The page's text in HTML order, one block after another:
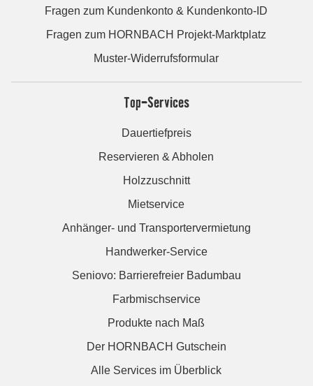
Fragen zum Kundenkonto & Kundenkonto-ID
Fragen zum HORNBACH Projekt-Marktplatz
Muster-Widerrufsformular
Top-Services
Dauertiefpreis
Reservieren & Abholen
Holzzuschnitt
Mietservice
Anhänger- und Transportervermietung
Handwerker-Service
Seniovo: Barrierefreier Badumbau
Farbmischservice
Produkte nach Maß
Der HORNBACH Gutschein
Alle Services im Überblick